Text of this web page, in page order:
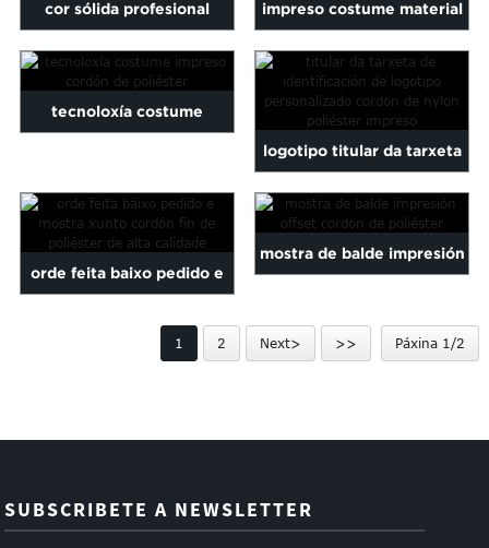
Thai
Zulu
cor sólida profesional
impreso costume cordón ...
impreso costume material
de poliéster corda con ...
tecnoloxía costume
poliéster
logotipo titular da tarxeta
ID personalizado polyes
impresos ...
orde feita baixo pedido e
da mostra ...
mostra de balde impresión
1 2 Next> >> Páxina 1/2
SUBSCRIBETE A NEWSLETTER